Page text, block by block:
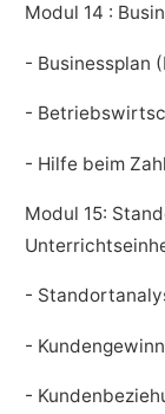
Modul 14 :
- Businessplan
-
- Hilfe beim
Modul 15:
-
-
-